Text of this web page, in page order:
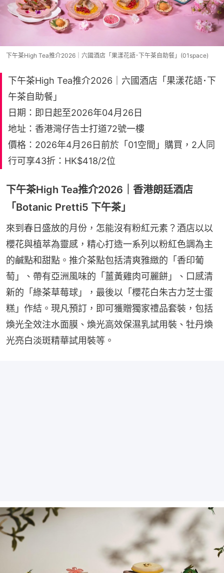
下午茶High Tea推介2026｜六國酒店「果漾花語･下午茶自助餐」(01space)
下午茶High Tea推介2026｜六國酒店「果漾花語･下
午茶自助餐」
日期：即日起至2026年04月26日
地址：香港灣仔告士打道72號一樓
價格：2026年4月26日前於「01空間」購買，2人同
行可享43折：HK$418/2位
下午茶High Tea推介2026｜香港朗廷酒店
「Botanic Pretti5 下午茶」
來到春日盛放的月份，怎能沒有粉紅元素？酒店以以
櫻花與植萃為靈感，精心打造一系列以粉紅色調為主
的鹹點和甜點。推介茶點包括清爽雅緻的「香印葡
萄」、帶有亞洲風味的「薑黃雞肉可麗餅」、口感清
新的「綠茶草莓球」，最後以「櫻花白朱古力芝士蛋
糕」作結。現凡預訂，即可獲贈獨家禮品套裝，包括
煥光全效注水面膜、煥光高效保濕乳試用裝、牡丹煥
光亮白淡斑精華試用裝等。